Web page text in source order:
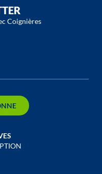
Coignières